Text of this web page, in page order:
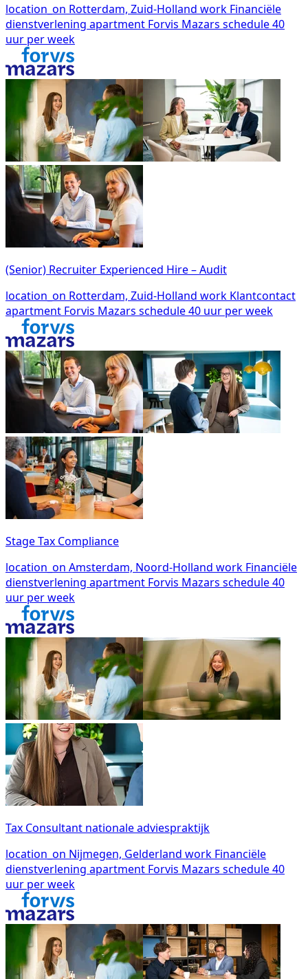
location_on Rotterdam, Zuid-Holland work Financiële
dienstverlening apartment Forvis Mazars schedule40
uur per week
(Senior) Recruiter Experienced Hire – Audit
location_on Rotterdam, Zuid-Holland work Klantcontact
apartment Forvis Mazars schedule40 uur per week
Stage Tax Compliance
location_on Amsterdam, Noord-Holland work Financiële
dienstverlening apartment Forvis Mazars schedule40
uur per week
Tax Consultant nationale adviespraktijk
location_on Nijmegen, Gelderland work Financiële
dienstverlening apartment Forvis Mazars schedule40
uur per week